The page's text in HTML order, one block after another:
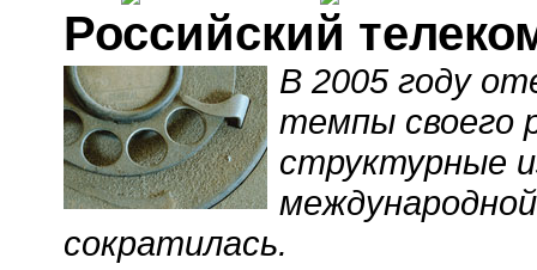
Российский
В 2005 году
темпы своего
структурные
сократилась.